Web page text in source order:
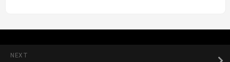
NEXT